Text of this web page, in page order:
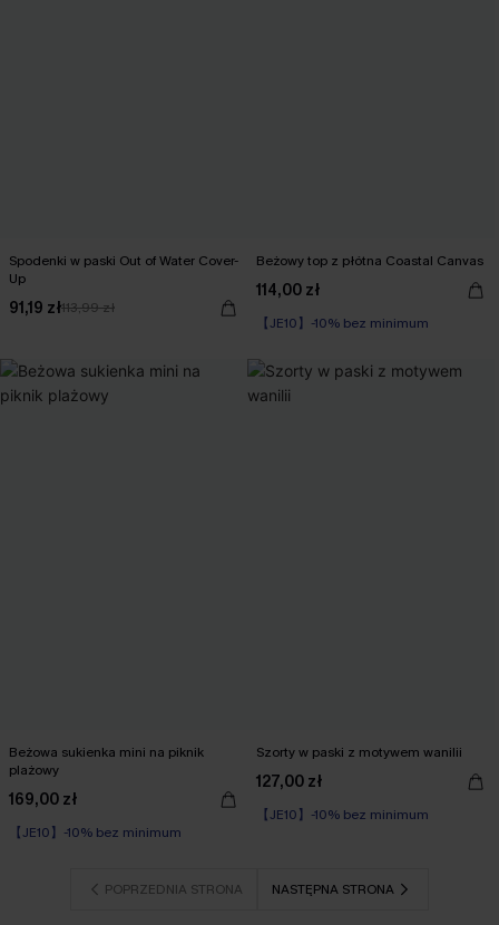
Spodenki w paski Out of Water Cover-
Up
91,19 zł113,99 zł
Beżowy top z płótna Coastal Canvas
114,00 zł
【JE10】-10% bez minimum
Beżowa sukienka mini na piknik
plażowy
169,00 zł
【JE10】-10% bez minimum
Szorty w paski z motywem wanilii
127,00 zł
【JE10】-10% bez minimum
POPRZEDNIA STRONA NASTĘPNA STRONA